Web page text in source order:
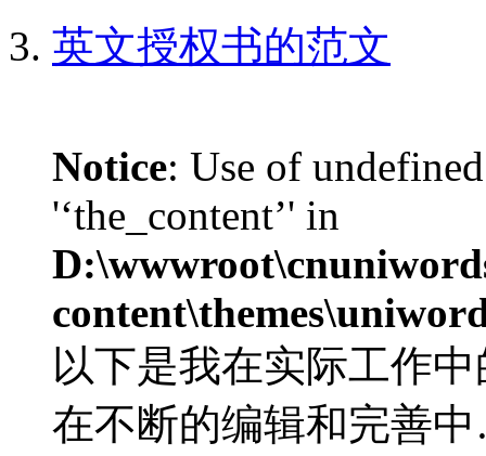
英文授权书的范文
Notice: Use of
'‘the_content’' in
以下是我在实际工作
在不断的编辑和完善